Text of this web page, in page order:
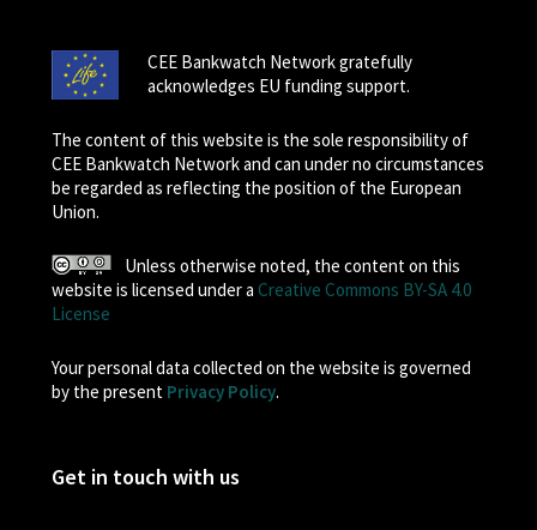
CEE Bankwatch Network gratefully
acknowledges EU funding support.
The content of this website is the sole responsibility of
CEE Bankwatch Network and can under no circumstances
be regarded as reflecting the position of the European
Union.
Unless otherwise noted, the content on this
website is licensed under a Creative Commons BY-SA 4.0
License
Your personal data collected on the website is governed
by the present Privacy Policy.
Get in touch with us